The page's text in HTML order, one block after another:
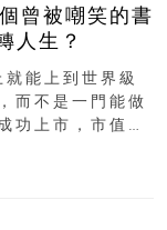
曾被嘲笑的書
人生？
能上到世界級
而不是一門能做
功上市，市值更